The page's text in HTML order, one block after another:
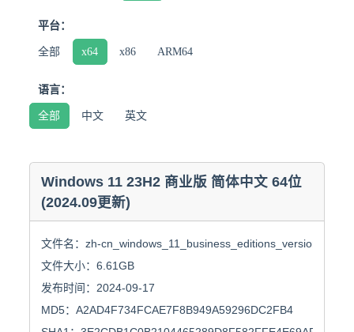
平台：
全部 x64 x86 ARM64
语言：
全部 中文 英文
Windows 11 23H2 商业版 简体中文 64位
(2024.09更新)
文件名：zh-
文件大小：6.61GB
发布时间：2024-09-17
MD5：A2AD4F734FCAE7F8B949A59296DC2FB4